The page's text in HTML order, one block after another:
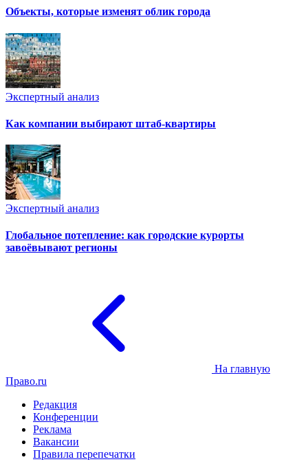
Объекты, которые изменят облик города
Экспертный анализ
Как компании выбирают штаб-квартиры
Экспертный анализ
Глобальное потепление: как городские курорты
завоёвывают регионы
На главную
Право.ru
Редакция
Конференции
Реклама
Вакансии
Правила перепечатки